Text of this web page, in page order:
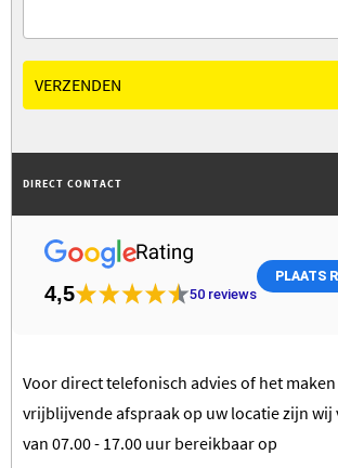
VERZENDEN
DIRECT CONTACT
4,5 50 reviews
PLAATS
Voor direct telefonisch advies of het maken
vrijblijvende afspraak op uw locatie zijn wij
van 07.00 - 17.00 uur bereikbaar op